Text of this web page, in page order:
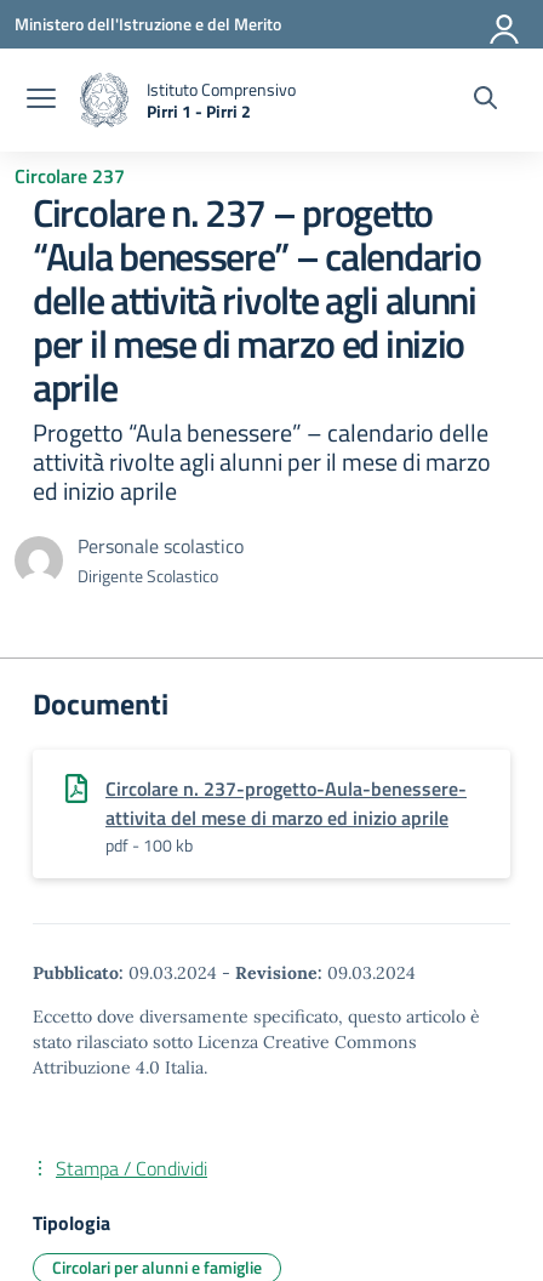
Vai ai contenuti
Vai al menu di navigazione
Vai al footer
Ministero dell'Istruzione e del Merito
Istituto Comprensivo
Pirri 1 - Pirri 2
Circolare 237
Circolare n. 237 – progetto
“Aula benessere” – calendario
delle attività rivolte agli alunni
per il mese di marzo ed inizio
aprile
Progetto “Aula benessere” – calendario delle
attività rivolte agli alunni per il mese di marzo
ed inizio aprile
Personale scolastico
Dirigente Scolastico
Documenti
Circolare n. 237-progetto-Aula-benessere-
attivita del mese di marzo ed inizio aprile
pdf - 100 kb
Pubblicato: 09.03.2024 - Revisione: 09.03.2024
Eccetto dove diversamente specificato, questo articolo è
stato rilasciato sotto Licenza Creative Commons
Attribuzione 4.0 Italia.
Stampa / Condividi
Tipologia
Circolari per alunni e famiglie